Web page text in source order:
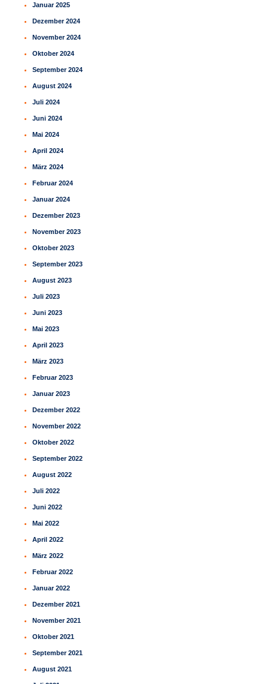
Januar 2025
Dezember 2024
November 2024
Oktober 2024
September 2024
August 2024
Juli 2024
Juni 2024
Mai 2024
April 2024
März 2024
Februar 2024
Januar 2024
Dezember 2023
November 2023
Oktober 2023
September 2023
August 2023
Juli 2023
Juni 2023
Mai 2023
April 2023
März 2023
Februar 2023
Januar 2023
Dezember 2022
November 2022
Oktober 2022
September 2022
August 2022
Juli 2022
Juni 2022
Mai 2022
April 2022
März 2022
Februar 2022
Januar 2022
Dezember 2021
November 2021
Oktober 2021
September 2021
August 2021